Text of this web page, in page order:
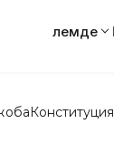
Әлемде